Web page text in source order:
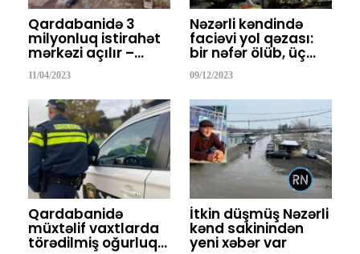
Qardabanidə 3
milyonluq istirahət
mərkəzi açılır –…
11/04/2023
Nəzərli kəndində
faciəvi yol qəzası:
bir nəfər ölüb, üç…
09/12/2023
Qardabanidə
müxtəlif vaxtlarda
törədilmiş oğurluq…
İtkin düşmüş Nəzərli
kənd sakinindən
yeni xəbər var